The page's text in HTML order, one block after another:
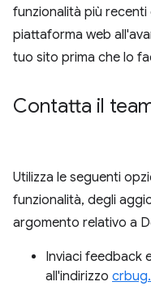
funzionalità più recenti
piattaforma web
tuo sito prima che lo
Contatta il
Utilizza le seguenti
funzionalità, degli
argomento relativo a
Inviaci feedback
all'indirizzo